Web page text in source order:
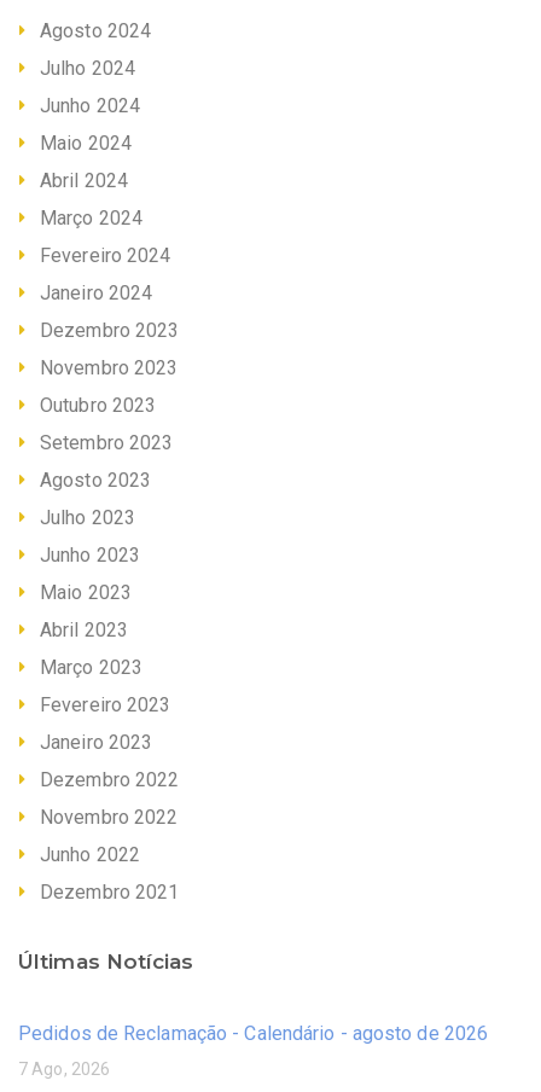
Agosto 2024
Julho 2024
Junho 2024
Maio 2024
Abril 2024
Março 2024
Fevereiro 2024
Janeiro 2024
Dezembro 2023
Novembro 2023
Outubro 2023
Setembro 2023
Agosto 2023
Julho 2023
Junho 2023
Maio 2023
Abril 2023
Março 2023
Fevereiro 2023
Janeiro 2023
Dezembro 2022
Novembro 2022
Junho 2022
Dezembro 2021
Últimas Notícias
Pedidos de Reclamação - Calendário - agosto de 2026
7 Ago, 2026